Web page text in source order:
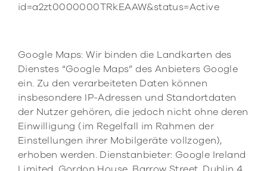
id=a2zt0000000TRkEAAW&status=Active
Google Maps: Wir binden die Landkarten des
Dienstes “Google Maps” des Anbieters Google
ein. Zu den verarbeiteten Daten können
insbesondere IP-Adressen und Standortdaten
der Nutzer gehören, die jedoch nicht ohne deren
Einwilligung (im Regelfall im Rahmen der
Einstellungen ihrer Mobilgeräte vollzogen),
erhoben werden. Dienstanbieter: Google Ireland